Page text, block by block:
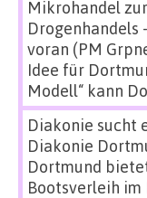
Mikrohandel
Drogenhandels
voran (PM
Idee für
Modell“ kann
Diakonie sucht
Diakonie
Dortmund
Bootsverleih im